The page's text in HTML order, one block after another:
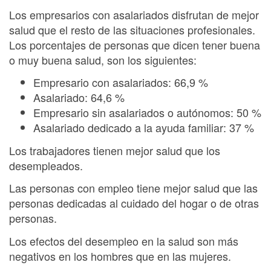
Los empresarios con asalariados disfrutan de mejor
salud que el resto de las situaciones profesionales.
Los porcentajes de personas que dicen tener buena
o muy buena salud, son los siguientes:
Empresario con asalariados: 66,9 %
Asalariado: 64,6 %
Empresario sin asalariados o autónomos: 50 %
Asalariado dedicado a la ayuda familiar: 37 %
Los trabajadores tienen mejor salud que los
desempleados.
Las personas con empleo tiene mejor salud que las
personas dedicadas al cuidado del hogar o de otras
personas.
Los efectos del desempleo en la salud son más
negativos en los hombres que en las mujeres.